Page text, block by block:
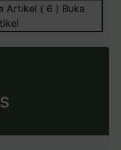
Artikel ( 6 ) Buka